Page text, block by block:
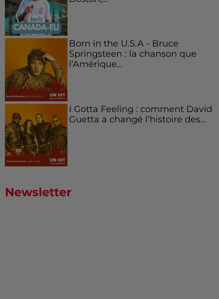
Born in the U.S.A - Bruce
Springsteen : la chanson que
l’Amérique...
I Gotta Feeling : comment David
Guetta a changé l’histoire des...
Newsletter